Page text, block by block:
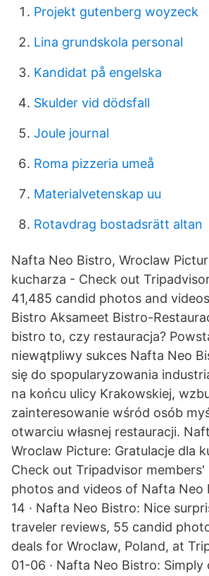
Projekt gutenberg woyzeck
Lina grundskola personal
Kandidat på engelska
Skulder vid dödsfall
Joule journal
Roma pizzeria umeå
Materialvetenskap uu
Rotavdrag bostadsrätt altan
Nafta Neo Bistro, Wroclaw
kucharza - Check out
41,485 candid photos and
Bistro Aksameet Bistro-
bistro to, czy restauracja?
niewątpliwy sukces Nafta Neo
się do spopularyzowania
na końcu ulicy Krakowskiej,
zainteresowanie wśród osób
otwarciu własnej restauracji.
Wroclaw Picture: Gratulacje dla
Check out Tripadvisor members'
photos and videos of Nafta Neo
14 · Nafta Neo Bistro: Nice
traveler reviews, 55 candid
deals for Wroclaw, Poland, at
01-06 · Nafta Neo Bistro: